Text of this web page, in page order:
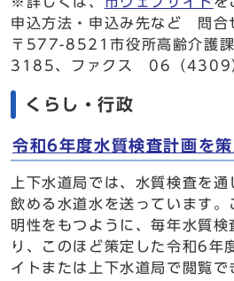
申込方法・申込み先など 問合
〒577-8521市役所高齢介護
3185、ファクス 06（4309
くらし・行政
令和6年度水質検査計画を策
上下水道局では、水質検査を
飲める水道水を送っています
明性をもつように、毎年水質検
り、このほど策定した令和6年
イトまたは上下水道局で閲覧で